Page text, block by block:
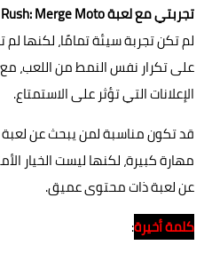
تجربتي مع لعبة Speed Rush: Merge Moto
لم تكن تجربة سيئة تمامًا، لكنها
على تكرار نفس النمط من اللعب،
الإعلانات التي تؤثر على الاستمتاع.
قد تكون مناسبة لمن يبحث عن لعبة
مهارة كبيرة، لكنها ليست الخيار
عن لعبة ذات محتوى عميق.
كلمة أخيرة: